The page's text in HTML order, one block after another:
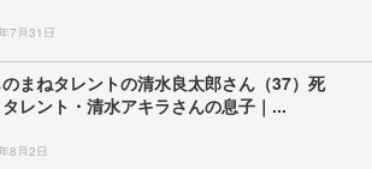
7月31日
まねタレントの清水良太郎さん（37）死
レント・清水アキラさんの息子｜...
8月2日